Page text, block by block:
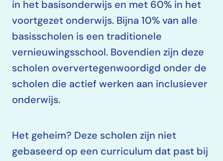
in het basisonderwijs en met 60% in het
voortgezet onderwijs. Bijna 10% van alle
basisscholen is een traditionele
vernieuwingsschool. Bovendien zijn deze
scholen oververtegenwoordigd onder de
scholen die actief werken aan inclusiever
onderwijs.
Het geheim? Deze scholen zijn niet
gebaseerd op een curriculum dat past bij